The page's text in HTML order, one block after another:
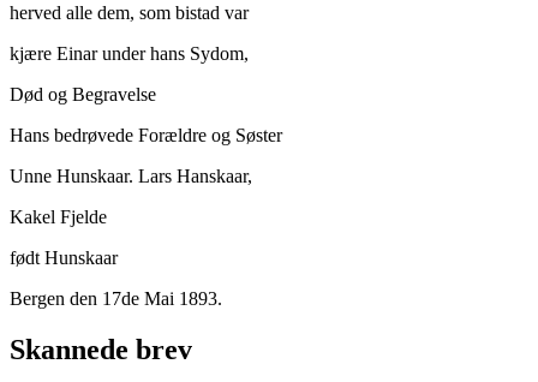
herved alle dem, som bistad var
kjære Einar under hans Sydom,
Død og Begravelse
Hans bedrøvede Forældre og Søster
Unne Hunskaar. Lars Hanskaar,
Kakel Fjelde
født Hunskaar
Bergen den 17de Mai 1893.
Skannede brev